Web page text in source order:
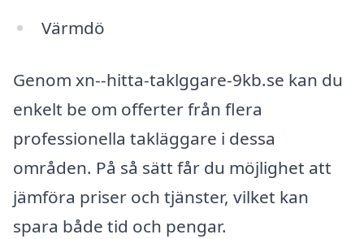
Värmdö
Genom xn--hitta-taklggare-9kb.se kan du
enkelt be om offerter från flera
professionella takläggare i dessa
områden. På så sätt får du möjlighet att
jämföra priser och tjänster, vilket kan
spara både tid och pengar.